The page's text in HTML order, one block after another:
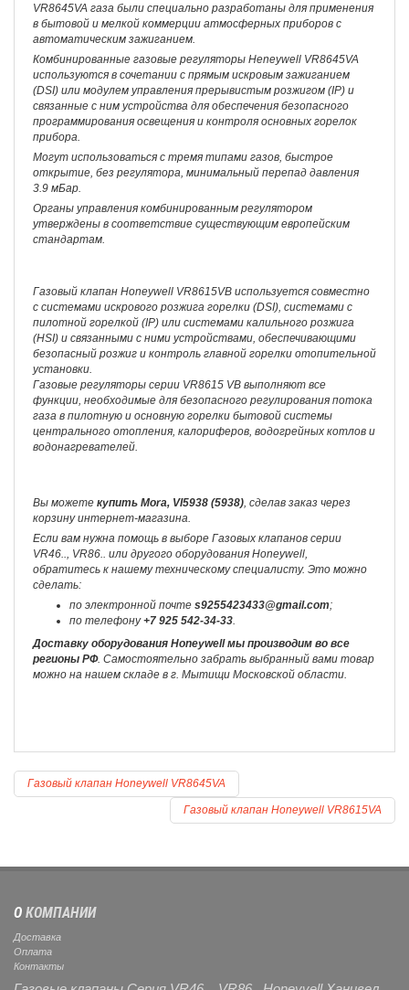
VR8645VA газа были специально разработаны для применения
в бытовой и мелкой коммерции атмосферных приборов с
автоматическим зажиганием.
Комбинированные газовые регуляторы Heneywell VR8645VA
используются в сочетании с прямым искровым зажиганием
(DSI) или модулем управления прерывистым розжигом (IP) и
связанные с ним устройства для обеспечения безопасного
программирования освещения и контроля основных горелок
прибора.
Могут использоваться с тремя типами газов, быстрое
открытие, без регулятора, минимальный перепад давления
3.9 мБар.
Органы управления комбинированным регулятором
утверждены в соответствие существующим европейским
стандартам.
Газовый клапан Honeywell VR8615VB используется совместно
с системами искрового розжига горелки (DSI), системами с
пилотной горелкой (IP) или системами калильного розжига
(HSI) и связанными с ними устройствами, обеспечивающими
безопасный розжиг и контроль главной горелки отопительной
установки.
Газовые регуляторы серии VR8615 VB выполняют все
функции, необходимые для безопасного регулирования потока
газа в пилотную и основную горелки бытовой системы
центрального отопления, калориферов, водогрейных котлов и
водонагревателей.
Вы можете купить Mora, VI5938 (5938) , сделав заказ через
корзину интернет-магазина.
Если вам нужна помощь в выборе Газовых клапанов серии
VR46.., VR86.. или другого оборудования Honeywell,
обратитесь к нашему техническому специалисту. Это можно
сделать:
по электронной почте s9255423433@gmail.com;
по телефону+7 925 542-34-33
Доставку оборудования Honeywell мы производим во все
регионы РФ. Самостоятельно забрать выбранный вами товар
можно на нашем складе в г. Мытищи Московской области.
Газовый клапан Honeywell VR8645VA
Газовый клапан Honeywell VR8615VA
О КОМПАНИИ
Доставка
Оплата
Контакты